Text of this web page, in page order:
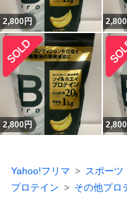
2,800円 2,800
2,800円 2,800
Yahoo!フリマ スポーツ
プロテイン
その他プロ